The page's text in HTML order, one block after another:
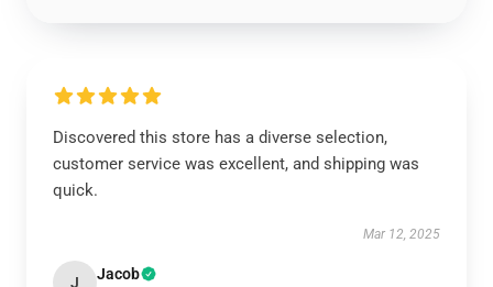
Discovered this store has a diverse selection,
customer service was excellent, and shipping was
quick.
Mar 12, 2025
J Jacob